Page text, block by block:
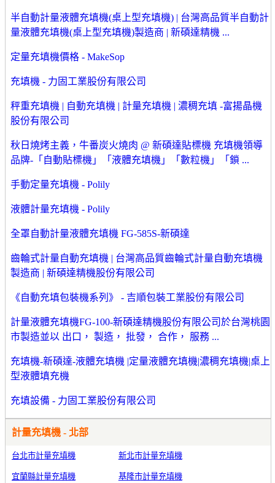
半自動計量液體充填機(桌上型充填機) | 台灣高品質半自動計
量液體充填機(桌上型充填機)製造商 | 新碩達精機 ...
定量充填機價格 - MakeSop
充填機 - 力固工業股份有限公司
秤重充填機 | 自動充填機 | 計量充填機 | 濃稠充填 -富揚晶機
股份有限公司
秋日燒烤主義，牛番炭火燒肉 @ 新碩達貼標機 充填機領導
品牌-「自動貼標機」「液體充填機」「數粒機」「鎖 ...
手動定量充填機 - Polily
液體計量充填機 - Polily
全罩自動計量液體充填機 FG-585S-新碩達
齒輪式計量自動充填機 | 台灣高品質齒輪式計量自動充填機
製造商 | 新碩達精機股份有限公司
《自動充填包裝機系列》 - 吉順包裝工業股份有限公司
計量液體充填機FG-100-新碩達精機股份有限公司於台灣桃園
市製造並以 出口， 製造， 批發， 合作， 服務 ...
充填機-新碩達-液體充填機 |定量液體充填機|濃稠充填機|桌上
型液體填充機
充填設備 - 力固工業股份有限公司
計量充填機 - 北部
台北市計量充填機 新北市計量充填機
宜蘭縣計量充填機 基隆市計量充填機